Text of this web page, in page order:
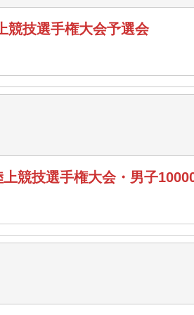
競技選手権大会予選会
競技選手権大会・男子